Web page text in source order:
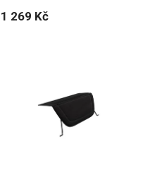
1 269 Kč